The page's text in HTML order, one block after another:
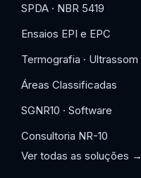
SPDA · NBR 5419
Ensaios EPI e EPC
Termografia · Ultrassom
Áreas Classificadas
SGNR10 · Software
Consultoria NR-10
Ver todas as soluções →